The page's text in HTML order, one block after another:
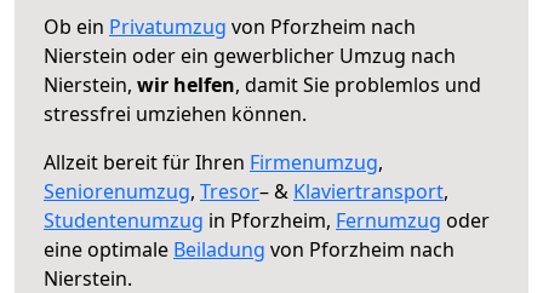
Ob ein Privatumzug von Pforzheim nach
Nierstein oder ein gewerblicher Umzug nach
Nierstein, wir helfen, damit Sie problemlos und
stressfrei umziehen können.
Allzeit bereit für Ihren Firmenumzug,
Seniorenumzug, Tresor– & Klaviertransport,
Studentenumzug in Pforzheim, Fernumzug oder
eine optimale Beiladung von Pforzheim nach
Nierstein.